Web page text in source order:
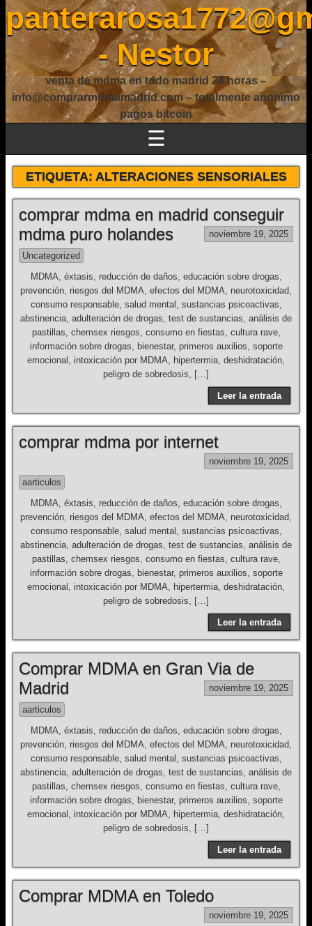
- Nestor
venta de mdma en todo madrid 24 horas –
info@comprarmdmamadrid.com – totalmente anonimo
pagos bitcoin
☰
ETIQUETA:ALTERACIONES SENSORIALES
comprar mdma en madrid conseguir
mdma puro holandes
noviembre 19, 2025
Uncategorized
MDMA, éxtasis, reducción de daños, educación sobre drogas,
prevención, riesgos del MDMA, efectos del MDMA, neurotoxicidad,
consumo responsable, salud mental, sustancias psicoactivas,
abstinencia, adulteración de drogas, test de sustancias, análisis de
pastillas, chemsex riesgos, consumo en fiestas, cultura rave,
información sobre drogas, bienestar, primeros auxilios, soporte
emocional, intoxicación por MDMA, hipertermia, deshidratación,
peligro de sobredosis, […]
Leer la entrada
comprar mdma por internet
noviembre 19, 2025
aarticulos
MDMA, éxtasis, reducción de daños, educación sobre drogas,
prevención, riesgos del MDMA, efectos del MDMA, neurotoxicidad,
consumo responsable, salud mental, sustancias psicoactivas,
abstinencia, adulteración de drogas, test de sustancias, análisis de
pastillas, chemsex riesgos, consumo en fiestas, cultura rave,
información sobre drogas, bienestar, primeros auxilios, soporte
emocional, intoxicación por MDMA, hipertermia, deshidratación,
peligro de sobredosis, […]
Leer la entrada
Comprar MDMA en Gran Via de
Madrid
noviembre 19, 2025
aarticulos
MDMA, éxtasis, reducción de daños, educación sobre drogas,
prevención, riesgos del MDMA, efectos del MDMA, neurotoxicidad,
consumo responsable, salud mental, sustancias psicoactivas,
abstinencia, adulteración de drogas, test de sustancias, análisis de
pastillas, chemsex riesgos, consumo en fiestas, cultura rave,
información sobre drogas, bienestar, primeros auxilios, soporte
emocional, intoxicación por MDMA, hipertermia, deshidratación,
peligro de sobredosis, […]
Leer la entrada
Comprar MDMA en Toledo
noviembre 19, 2025